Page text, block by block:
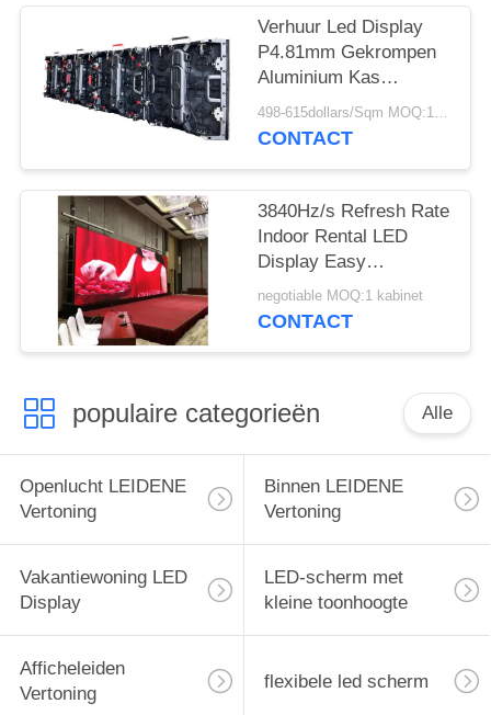
Verhuur Led Display
P4.81mm Gekrompen
Aluminium Kas
500x500mm Snelle
Montage Voor Outdoor
498-615dollars/Sqm MOQ:1 m2
CONTACT
3840Hz/s Refresh Rate
Indoor Rental LED
Display Easy
Connection
Synchronisatie Control
negotiable MOQ:1 kabinet
CONTACT
populaire categorieën Alle
Openlucht LEIDENE
Vertoning
Binnen LEIDENE
Vertoning
Vakantiewoning LED
Display
LED-scherm met
kleine toonhoogte
Afficheleiden
Vertoning
flexibele led scherm